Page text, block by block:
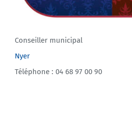
Conseiller municipal
Nyer
Téléphone : 04 68 97 00 90